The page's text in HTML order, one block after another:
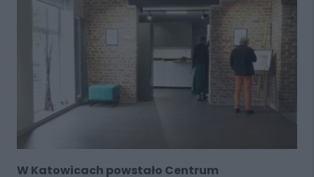
W Katowicach powstało Centrum